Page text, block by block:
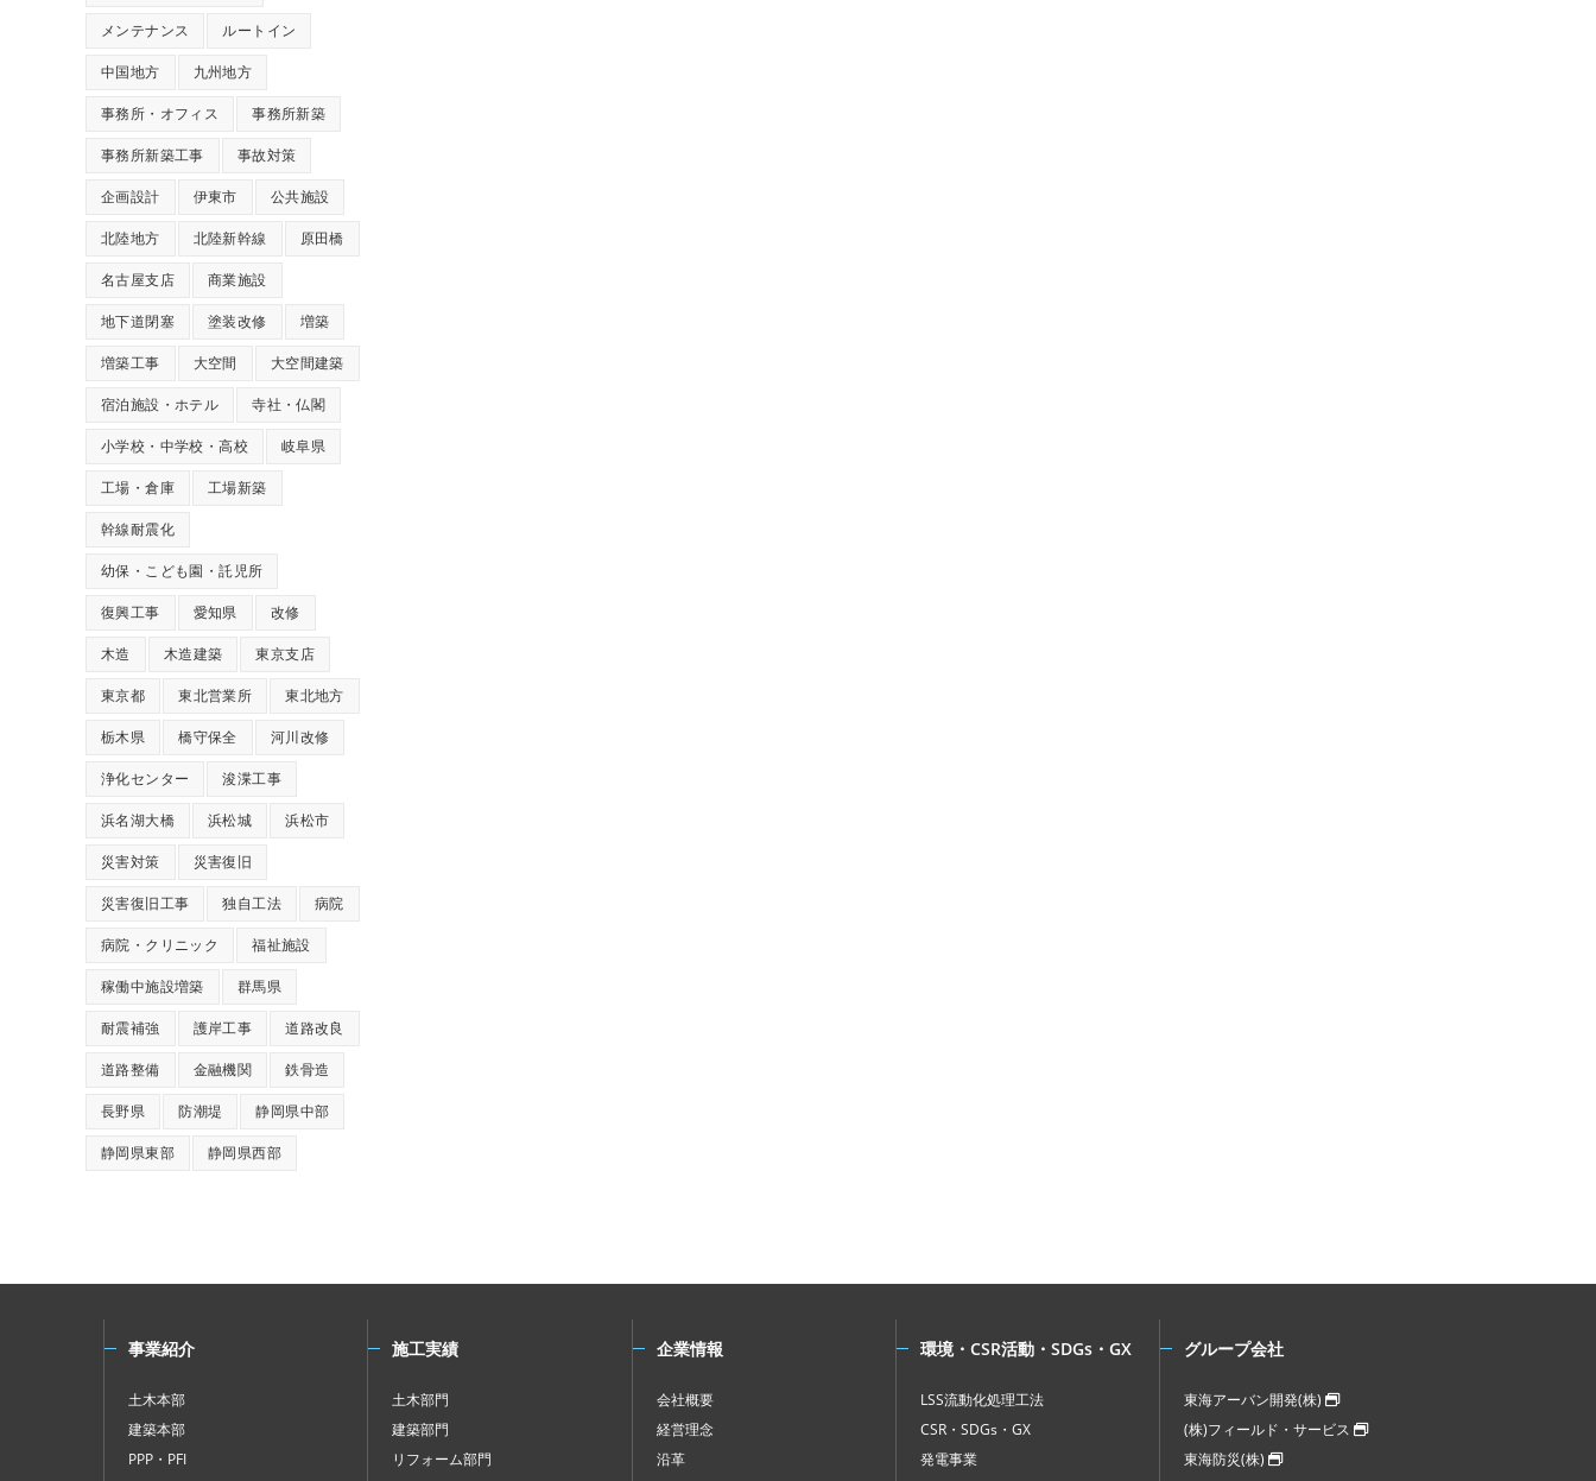
メンテナンス ルートイン
中国地方 九州地方
事務所・オフィス 事務所新築
事務所新築工事 事故対策
企画設計 伊東市 公共施設
北陸地方 北陸新幹線 原田橋
名古屋支店 商業施設
地下道閉塞 塗装改修 増築
増築工事 大空間 大空間建築
宿泊施設・ホテル 寺社・仏閣
小学校・中学校・高校 岐阜県
工場・倉庫 工場新築
幹線耐震化
幼保・こども園・託児所
復興工事 愛知県 改修
木造 木造建築 東京支店
東京都 東北営業所 東北地方
栃木県 橋守保全 河川改修
浄化センター 浚渫工事
浜名湖大橋 浜松城 浜松市
災害対策 災害復旧
災害復旧工事 独自工法 病院
病院・クリニック 福祉施設
稼働中施設増築 群馬県
耐震補強 護岸工事 道路改良
道路整備 金融機関 鉄骨造
長野県 防潮堤 静岡県中部
静岡県東部 静岡県西部
事業紹介
土木本部
建築本部
PPP・PFI
施工実績
土木部門
建築部門
リフォーム部門
企業情報
会社概要
経営理念
沿革
環境・CSR活動・SDGs・GX
LSS流動化処理工法
CSR・SDGs・GX
発電事業
グループ会社
東海アーバン開発(株)
(株)フィールド・サービス
東海防災(株)